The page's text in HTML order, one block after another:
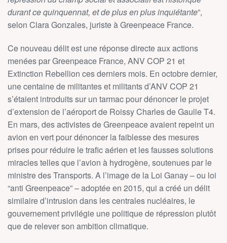
durant ce quinquennat, et de plus en plus inquiétante”,
selon Clara Gonzales, juriste à Greenpeace France.
Ce nouveau délit est une réponse directe aux actions
menées par Greenpeace France, ANV COP 21 et
Extinction Rebellion ces derniers mois. En octobre dernier,
une centaine de militantes et militants d’ANV COP 21
s’étaient introduits sur un tarmac pour dénoncer le projet
d’extension de l’aéroport de Roissy Charles de Gaulle T4.
En mars, des activistes de Greenpeace avaient repeint un
avion en vert pour dénoncer la faiblesse des mesures
prises pour réduire le trafic aérien et les fausses solutions
miracles telles que l’avion à hydrogène, soutenues par le
ministre des Transports. A l’image de la Loi Ganay – ou loi
“anti Greenpeace” – adoptée en 2015, qui a créé un délit
similaire d’intrusion dans les centrales nucléaires, le
gouvernement privilégie une politique de répression plutôt
que de relever son ambition climatique.